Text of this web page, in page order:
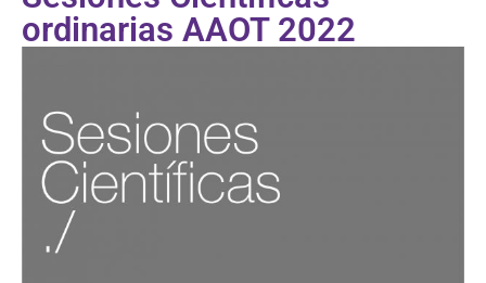
ordinarias AAOT 2022